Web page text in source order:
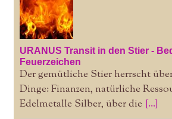
URANUS Transit in den Stier -
Feuerzeichen
Der gemütliche Stier herrscht
Dinge: Finanzen, natürliche
Edelmetalle Silber, über die [...]